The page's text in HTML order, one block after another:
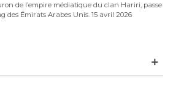
de l’empire médiatique du clan Hariri, passe
des Émirats Arabes Unis. 15 avril 2026